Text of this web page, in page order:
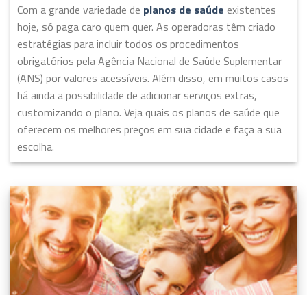
Com a grande variedade de planos de saúde existentes
hoje, só paga caro quem quer. As operadoras têm criado
estratégias para incluir todos os procedimentos
obrigatórios pela Agência Nacional de Saúde Suplementar
(ANS) por valores acessíveis. Além disso, em muitos casos
há ainda a possibilidade de adicionar serviços extras,
customizando o plano. Veja quais os planos de saúde que
oferecem os melhores preços em sua cidade e faça a sua
escolha.